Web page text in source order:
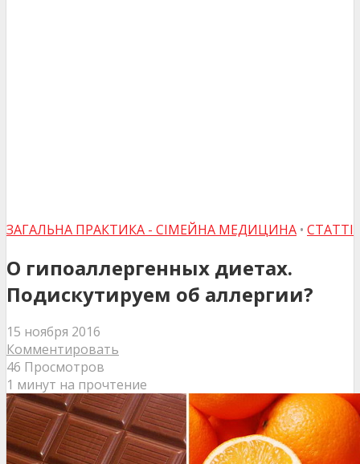
ЗАГАЛЬНА ПРАКТИКА - СІМЕЙНА МЕДИЦИНА • СТАТТІ
О гипоаллергенных диетах.
Подискутируем об аллергии?
15 ноября 2016
Комментировать
46 Просмотров
1 минут на прочтение